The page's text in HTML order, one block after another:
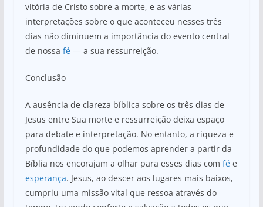
vitória de Cristo sobre a morte, e as várias
interpretações sobre o que aconteceu nesses três
dias não diminuem a importância do evento central
de nossa fé— a sua ressurreição.
Conclusão
A ausência de clareza bíblica sobre os três dias de
Jesus entre Sua morte e ressurreição deixa espaço
para debate e interpretação. No entanto, a riqueza e
profundidade do que podemos aprender a partir da
Bíblia nos encorajam a olhar para esses dias com fée
esperança. Jesus, ao descer aos lugares mais baixos,
cumpriu uma missão vital que ressoa através do